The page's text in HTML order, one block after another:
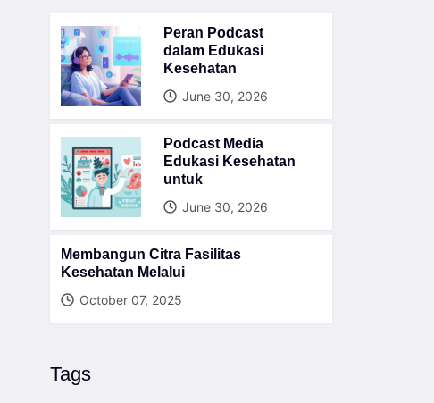
Peran Podcast
dalam Edukasi
Kesehatan
June 30, 2026
Podcast Media
Edukasi Kesehatan
untuk
June 30, 2026
Membangun Citra Fasilitas
Kesehatan Melalui
October 07, 2025
Tags